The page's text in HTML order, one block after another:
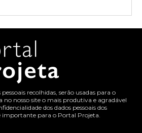
recolhidas, serão usadas para o
no nosso site o mais produtiva e agradável
dos dados pessoais dos
importante para o Portal Projeta.